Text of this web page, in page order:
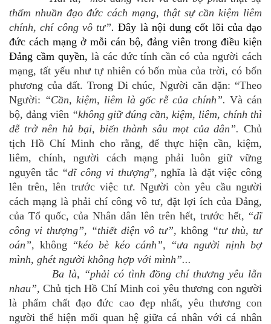
thấm nhuần đạo đức cách mạng, thật sự cần kiệm liêm
chính, chí công vô tư”.Đây là nội dung cốt lõi của đạo
đức cách mạng ở mỗi cán bộ, đảng viên trong điều kiện
Đảng cầm quyền, là các đức tính cần có của người cách
mạng, tất yếu như tự nhiên có bốn mùa của trời, có bốn
phương của đất. Trong Di chúc, Người căn dặn: “Theo
Người: “Cần, kiệm, liêm là gốc rễ của chính”.Và cán
bộ, đảng viên “không giữ đúng cần, kiệm, liêm, chính thì
dễ trở nên hủ bại, biến thành sâu mọt của dân”. Chủ
tịch Hồ Chí Minh cho rằng, để thực hiện cần, kiệm,
liêm, chính, người cách mạng phải luôn giữ vững
nguyên tắc “dĩ công vi thượng”, nghĩa là đặt việc công
lên trên, lên trước việc tư. Người còn yêu cầu người
cách mạng là phải chí công vô tư, đặt lợi ích của Đảng,
của Tổ quốc, của Nhân dân lên trên hết, trước hết, “dĩ
công vi thượng”, “thiết diện vô tư”, không “tư thù, tư
oán”, không “kéo bè kéo cánh”, “ưa người nịnh bợ
mình, ghét người không hợp với mình”...
Ba là, “phải có tình đồng chí thương yêu lẫn
nhau”,Chủ tịch Hồ Chí Minh coi yêu thương con người
là phẩm chất đạo đức cao đẹp nhất, yêu thương con
người thể hiện mối quan hệ giữa cá nhân với cá nhân